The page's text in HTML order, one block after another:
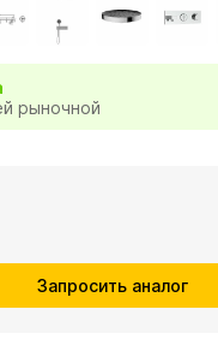
рыночной
Запросить аналог